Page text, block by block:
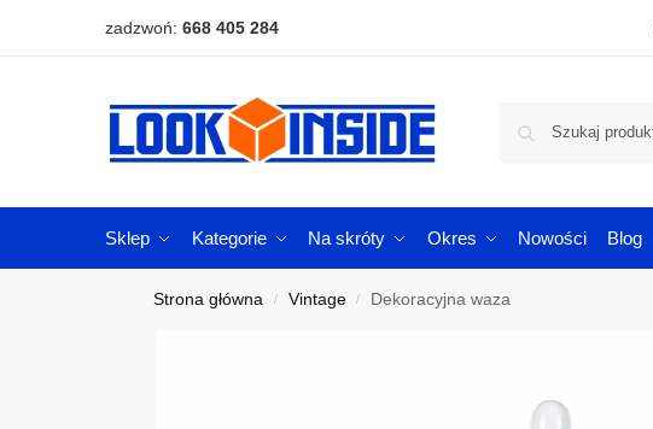
zadzwoń: 668 405 284
Sklep Kategorie Na skróty Okres Nowości Blog
Strona główna / Vintage / Dekoracyjna waza